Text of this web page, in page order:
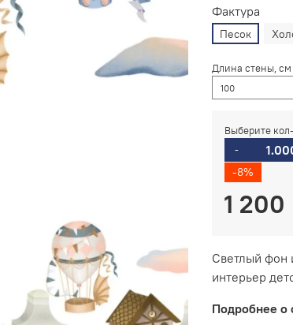
Фактура
Песок
Длина стены, см
Выберите
-
-8%
1 200
Светлый фон
интерьер
Подробнее о